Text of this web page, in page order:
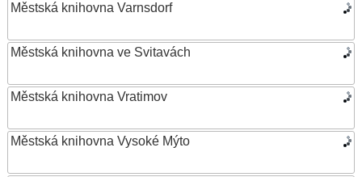
Městská knihovna Varnsdorf
Městská knihovna ve Svitavách
Městská knihovna Vratimov
Městská knihovna Vysoké Mýto